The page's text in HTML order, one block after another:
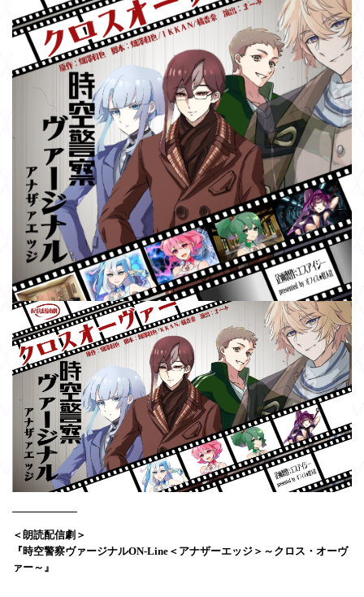
＜朗読配信劇＞
『時空警察ヴァージナルON-Line＜アナザーエッジ＞～クロス・オーヴ
ァー～』